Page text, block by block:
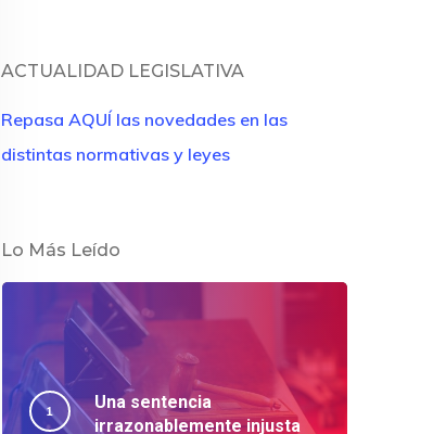
ACTUALIDAD LEGISLATIVA
Repasa AQUÍ las novedades en las
distintas normativas y leyes
Lo Más Leído
Una sentencia
irrazonablemente injusta